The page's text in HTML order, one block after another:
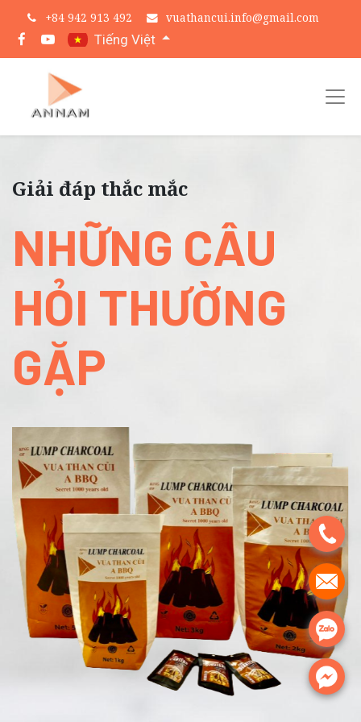
.
.
.
.
+84 942 913 492 vuathancui.info@gmail.com
Tiếng Việt
Giải đáp thắc mắc
NHỮNG CÂU
HỎI THƯỜNG
GẶP